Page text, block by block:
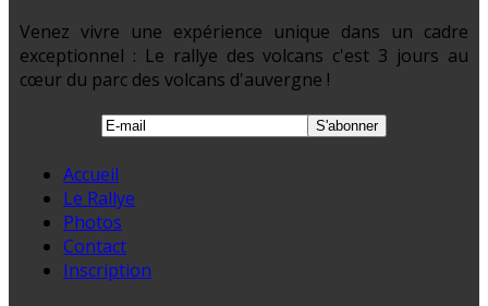
Venez vivre une expérience unique dans un cadre
exceptionnel : Le rallye des volcans c'est 3 jours au
cœur du parc des volcans d'auvergne !
Accueil
Le Rallye
Photos
Contact
Inscription